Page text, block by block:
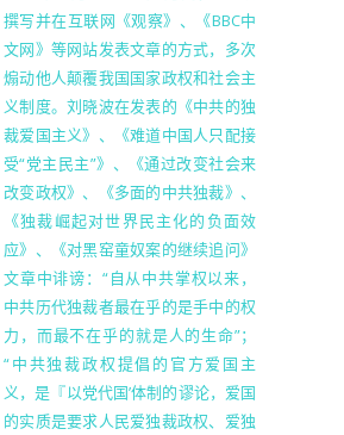
撰写并在互联网《观察》、《BBC中
文网》等网站发表文章的方式，多次
煽动他人颠覆我国国家政权和社会主
义制度。刘晓波在发表的《中共的独
裁爱国主义》、《难道中国人只配接
受“党主民主”》、《通过改变社会来
改变政权》、《多面的中共独裁》、
《独裁崛起对世界民主化的负面效
应》、《对黑窑童奴案的继续追问》
文章中诽谤：“自从中共掌权以来，
中共历代独裁者最在乎的是手中的权
力，而最不在乎的就是人的生命”；
“中共独裁政权提倡的官方爱国主
义，是『以党代国’体制的谬论，爱国
的实质是要求人民爱独裁政权、爱独